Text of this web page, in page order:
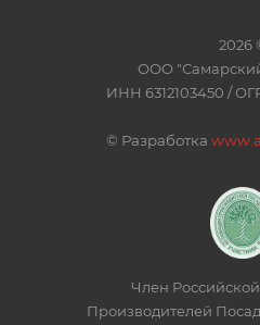
2026
ООО
ИНН 6312103450 /
© Разработка
Член
Производителей